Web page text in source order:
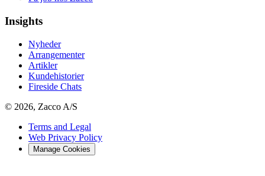
Insights
Nyheder
Arrangementer
Artikler
Kundehistorier
Fireside Chats
© 2026, Zacco A/S
Terms and Legal
Web Privacy Policy
Manage Cookies